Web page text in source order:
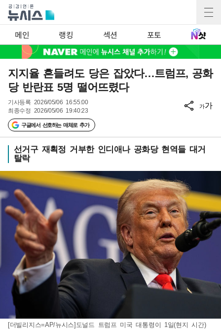
메인 랭킹 섹션 포토
지지율 흔들려도 당은 잡았다…트럼프, 공화
당 반란표 5명 떨어뜨렸다
기사등록 2026/05/06 16:55:00
최종수정 2026/05/06 19:40:23
구글에서 선호하는 매체로 추가
가가
선거구 재획정 거부한 인디애나 공화당 현역들 대거
탈락
[더빌리지스=AP/뉴시스]도널드 트럼프 미국 대통령이 1일(현지 시간)